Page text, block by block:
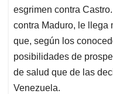
esgrimen contra
contra Maduro, le llega
que, según los
posibilidades de
de salud que de las
Venezuela.